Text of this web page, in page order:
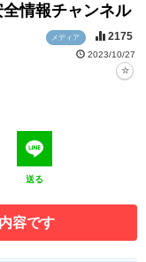
情報チャンネル
メディア 2175
2023/10/27
送る
容です